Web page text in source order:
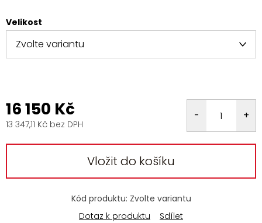
Velikost
16 150 Kč
13 347,11 Kč bez DPH
cena:
Vložit do košíku
Kód produktu: Zvolte variantu
Dotaz k produktu
Sdílet